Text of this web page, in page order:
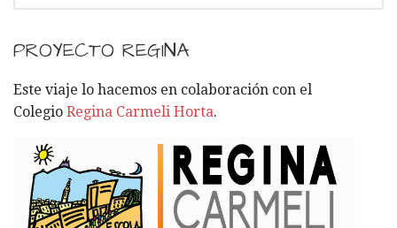
C
R
:
PROYECTO REGINA
Este viaje lo hacemos en colaboración con el
Colegio Regina Carmeli Horta.